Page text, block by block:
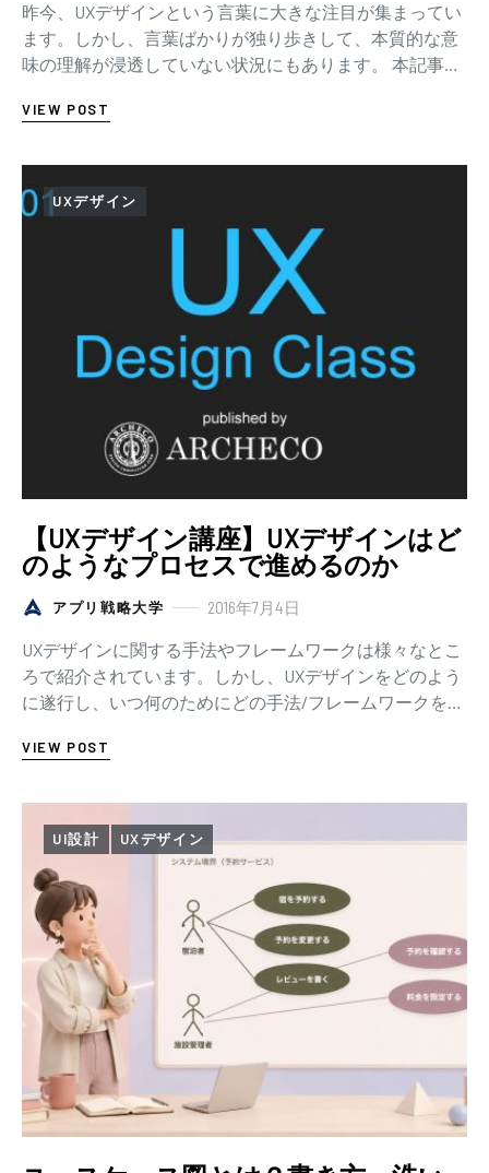
昨今、UXデザインという言葉に大きな注目が集まってい
ます。しかし、言葉ばかりが独り歩きして、本質的な意
味の理解が浸透していない状況にもあります。 本記事で
VIEW POST
UXデザイン
【UXデザイン講座】UXデザインはど
のようなプロセスで進めるのか
アプリ戦略大学 2016年7月4日
UXデザインに関する手法やフレームワークは様々なとこ
ろで紹介されています。しかし、UXデザインをどのよう
に遂行し、いつ何のためにどの手法/フレームワークを活
VIEW POST
UI設計 UXデザイン